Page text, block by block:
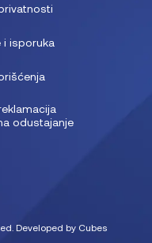
i isporuka
odustajanje
Developed by Cubes